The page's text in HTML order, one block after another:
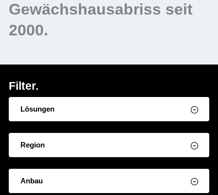
Gewächshausabriss seit
2000.
Filter.
Lösungen
Region
Anbau